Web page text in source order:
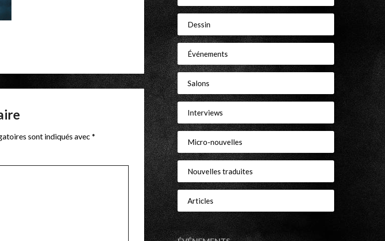
sont indiqués avec *
Dessin
Événements
Salons
Interviews
Micro-nouvelles
Nouvelles traduites
Articles